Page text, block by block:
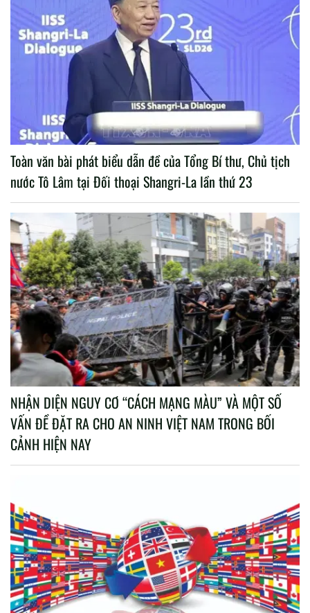
Toàn văn bài phát biểu dẫn đề của Tổng Bí thư, Chủ tịch
nước Tô Lâm tại Đối thoại Shangri-La lần thứ 23
NHẬN DIỆN NGUY CƠ “CÁCH MẠNG MÀU” VÀ MỘT SỐ
VẤN ĐỀ ĐẶT RA CHO AN NINH VIỆT NAM TRONG BỐI
CẢNH HIỆN NAY